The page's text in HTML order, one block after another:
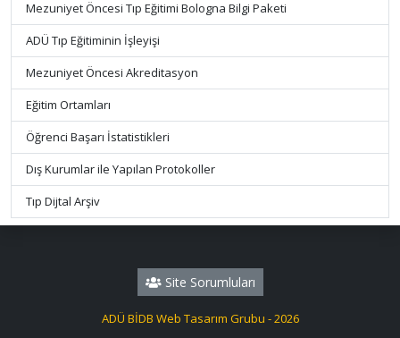
Mezuniyet Öncesi Tıp Eğitimi Bologna Bilgi Paketi
ADÜ Tıp Eğitiminin İşleyişi
Mezuniyet Öncesi Akreditasyon
Eğitim Ortamları
Öğrenci Başarı İstatistikleri
Dış Kurumlar ile Yapılan Protokoller
Tıp Dijtal Arşiv
Site Sorumluları
ADÜ BİDB Web Tasarım Grubu - 2026